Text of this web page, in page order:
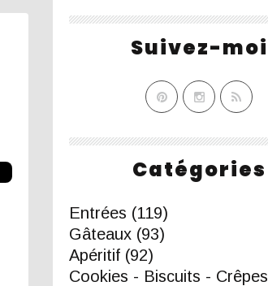
Catégories
Entrées (119)
Gâteaux (93)
Apéritif (92)
Cookies - Biscuits - Crêpes
Suivez-moi